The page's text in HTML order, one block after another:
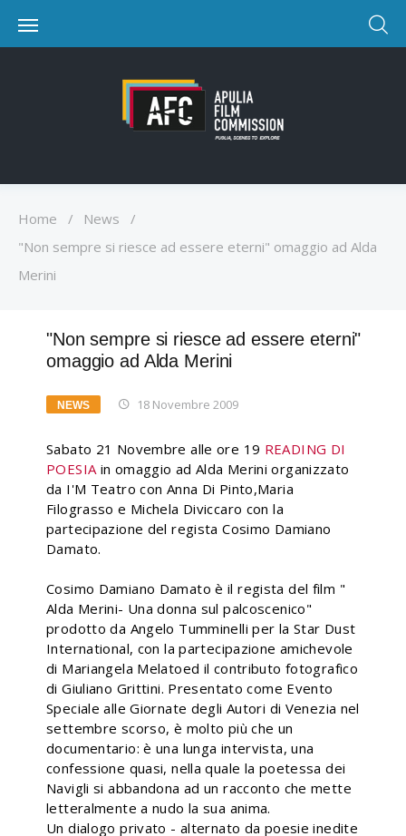
Home / News
/
"Non sempre si riesce ad essere eterni" omaggio ad Alda
Merini
"Non sempre si riesce ad essere eterni"
omaggio ad Alda Merini
NEWS 18 Novembre 2009
Sabato 21 Novembre alle ore 19 READING DI
POESIAin omaggio ad Alda Merini organizzato
da I'M Teatro con Anna Di Pinto,Maria
Filograsso e Michela Diviccaro con la
partecipazione del regista Cosimo Damiano
Damato.
Cosimo Damiano Damato è il regista del film "
Alda Merini- Una donna sul palcoscenico"
prodotto da Angelo Tumminelli per la Star Dust
International, con la partecipazione amichevole
di Mariangela Melatoed il contributo fotografico
di Giuliano Grittini. Presentato come Evento
Speciale alle Giornate degli Autori di Venezia nel
settembre scorso, è molto più che un
documentario: è una lunga intervista, una
confessione quasi, nella quale la poetessa dei
Navigli si abbandona ad un racconto che mette
letteralmente a nudo la sua anima.
Un dialogo privato - alternato da poesie inedite